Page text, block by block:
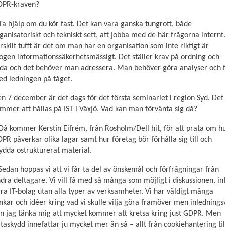
kraven?
hjälp om du kör fast. Det kan vara ganska tungrott, både
och tekniskt sett, att jobba med de här frågorna
tufft är det om man har en organisation som inte riktigt är
informationssäkerhetsmässigt. Det ställer krav på ordning och
och det behöver man adressera. Man behöver göra analyser och
ledningen på tåget.
7 december är det dags för det första seminariet i region Syd. Det
att hållas på IST i Växjö. Vad kan man förvänta sig då?
kommer Kerstin Eifrém, från Rosholm/Dell hit, för att prata om
påverkar olika lagar samt hur företag bör förhålla sig till och
ostrukturerat material.
hoppas vi att vi får ta del av önskemål och förfrågningar från
deltagare. Vi vill få med så många som möjligt i diskussionen,
IT-bolag utan alla typer av verksamheter. Vi har väldigt många
och idéer kring vad vi skulle vilja göra framöver men
jag tänka mig att mycket kommer att kretsa kring just GDPR. Men
innefattar ju mycket mer än så – allt från cookiehantering
kommer viss
funktionalitet
från
hemsidan.
Marknadsföring
Genom att dela
med dig av dina
intressen och ditt
beteende när du
surfar ökar du
personligt
anpassat innehåll
erbjudanden.